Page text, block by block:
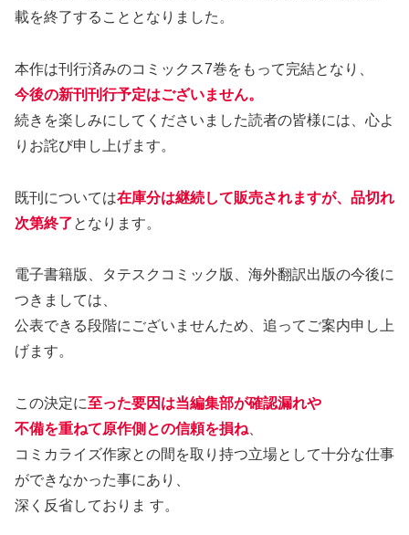
載を終了することとなりました。
本作は刊行済みのコミックス7巻をもって完結となり、
今後の新刊刊行予定はございません。
続きを楽しみにしてくださいました読者の皆様には、心よ
りお詫び申し上げます。
既刊については在庫分は継続して販売されますが、品切れ
次第終了となります。
電子書籍版、タテスクコミック版、海外翻訳出版の今後に
つきましては、
公表できる段階にございませんため、追ってご案内申し上
げます。
この決定に至った要因は当編集部が確認漏れや
不備を重ねて原作側との信頼を損ね
コミカライズ作家との間を取り持つ立場として十分な仕事
ができなかった事にあり、
深く反省しておりま す。